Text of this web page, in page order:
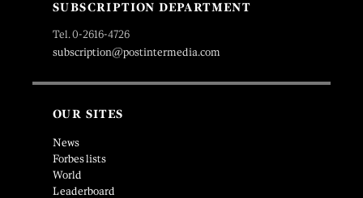
SUBSCRIPTION DEPARTMENT
Tel. 0-2616-4726
subscription@postintermedia.com
OUR SITES
News
Forbes lists
World
Leaderboard